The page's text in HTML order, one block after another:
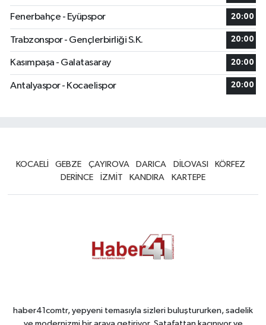
Fenerbahçe - Eyüpspor 20:00
Trabzonspor - Gençlerbirliği S.K. 20:00
Kasımpaşa - Galatasaray 20:00
Antalyaspor - Kocaelispor 20:00
KOCAELİ GEBZE ÇAYIROVA DARICA DİLOVASI
KÖRFEZ
DERİNCE
İZMİT KANDIRA KARTEPE
haber41comtr, yepyeni temasıyla sizleri buluştururken, sadelik
ve modernizmi bir araya getiriyor. Şatafattan kaçınıyor ve